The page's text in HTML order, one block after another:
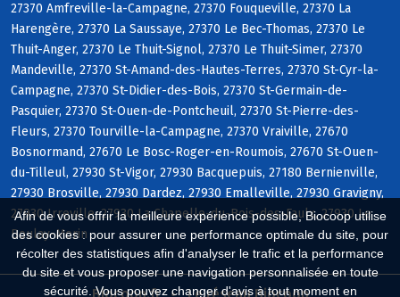
Afin de vous offrir la meilleure expérience possible, Biocoop utilise
des cookies : pour assurer une performance optimale du site, pour
récolter des statistiques afin d'analyser le trafic et la performance
du site et vous proposer une navigation personnalisée en toute
sécurité. Vous pouvez changer d'avis à tout moment en
27370 Amfreville-la-Campagne, 27370 Fouqueville, 27370 La
Harengère, 27370 La Saussaye, 27370 Le Bec-Thomas, 27370 Le
Thuit-Anger, 27370 Le Thuit-Signol, 27370 Le Thuit-Simer, 27370
Mandeville, 27370 St-Amand-des-Hautes-Terres, 27370 St-Cyr-la-
Campagne, 27370 St-Didier-des-Bois, 27370 St-Germain-de-
Pasquier, 27370 St-Ouen-de-Pontcheuil, 27370 St-Pierre-des-
Fleurs, 27370 Tourville-la-Campagne, 27370 Vraiville, 27670
Bosnormand, 27670 Le Bosc-Roger-en-Roumois, 27670 St-Ouen-
du-Tilleul, 27930 St-Vigor, 27930 Bacquepuis, 27180 Bernienville,
27930 Brosville, 27930 Dardez, 27930 Emalleville, 27930 Gravigny,
27930 Irreville, 27930 La Chapelle-du-Bois-des-Faulx, 27930 Le
Boulay-Morin